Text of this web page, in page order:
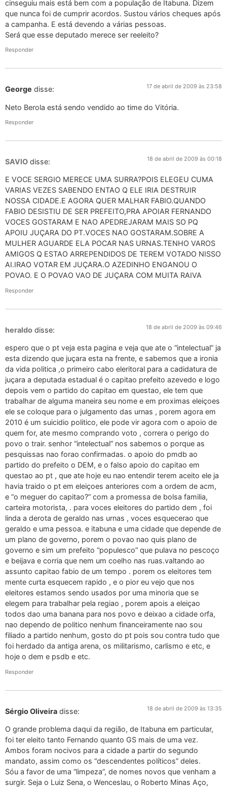
cinseguiu mais está bem com a população de Itabuna. Dizem
que nunca foi de cumprir acordos. Sustou vários cheques após
a campanha. E está devendo a várias pessoas.
Será que esse deputado merece ser reeleito?
Responder
George disse: 17 de abril de 2009 às 23:58
Neto Berola está sendo vendido ao time do Vitória.
Responder
SAVIO disse: 18 de abril de 2009 às 00:18
E VOCE SERGIO MERECE UMA SURRA?POIS ELEGEU CUMA
VARIAS VEZES SABENDO ENTAO Q ELE IRIA DESTRUIR
NOSSA CIDADE.E AGORA QUER MALHAR FABIO.QUANDO
FABIO DESISTIU DE SER PREFEITO,PRA APOIAR FERNANDO
VOCES GOSTARAM E NAO APEDREJARAM MAIS SO PQ
APOIU JUÇARA DO PT.VOCES NAO GOSTARAM.SOBRE A
MULHER AGUARDE ELA POCAR NAS URNAS.TENHO VAROS
AMIGOS Q ESTAO ARREPENDIDOS DE TEREM VOTADO NISSO
AI.IRAO VOTAR EM JUÇARA.O AZEDINHO ENGANOU O
POVAO. E O POVAO VAO DE JUÇARA COM MUITA RAIVA
Responder
heraldo disse: 18 de abril de 2009 às 09:46
espero que o pt veja esta pagina e veja que ate o “intelectual” ja
esta dizendo que juçara esta na frente, e sabemos que a ironia
da vida politica ,o primeiro cabo eleritoral para a cadidatura de
juçara a deputada estadual é o capitao prefeito azevedo e logo
depois vem o partido do capitao em questao, ele tem que
trabalhar de alguma maneira seu nome e em proximas eleiçoes
ele se coloque para o julgamento das urnas , porem agora em
2010 é um suicidio politico, ele pode vir agora com o apoio de
quem for, ate mesmo comprando voto , correra o perigo do
povo o trair. senhor “intelectual” nos sabemos o porque as
pesquissas nao forao confirmadas. o apoio do pmdb ao
partido do prefeito o DEM, e o falso apoio do capitao em
questao ao pt , que ate hoje eu nao entendir terem aceito ele ja
havia traido o pt em eleiçoes anteriores com a ordem de acm,
e “o meguer do capitao?” com a promessa de bolsa familia,
carteira motorista, . para voces eleitores do partido dem , foi
linda a derota de geraldo nas urnas , voces esquecerao que
geraldo e uma pessoa. e itabuna e uma cidade que depende de
um plano de governo, porem o povao nao quis plano de
governo e sim um prefeito “populesco” que pulava no pescoço
e beijava e corria que nem um coelho nas ruas.valtando ao
assunto capitao fabio de um tempo . porem os eleitores tem
mente curta esquecem rapido , e o pior eu vejo que nos
eleitores estamos sendo usados por uma minoria que se
elegem para trabalhar pela regiao , porem apois a eleiçao
todos dao uma banana para nos povo e deixao a cidade orfa,
nao dependo de politico nenhum financeiramente nao sou
filiado a partido nenhum, gosto do pt pois sou contra tudo que
foi herdado da antiga arena, os militarismo, carlismo e etc, e
hoje o dem e psdb e etc.
Responder
Sérgio Oliveira disse: 18 de abril de 2009 às 13:35
O grande problema daqui da região, de Itabuna em particular,
foi ter eleito tanto Fernando quanto GS mais de uma vez.
Ambos foram nocivos para a cidade a partir do segundo
mandato, assim como os “descendentes políticos” deles.
Sóu a favor de uma “limpeza”, de nomes novos que venham a
surgir. Seja o Luiz Sena, o Wenceslau, o Roberto Minas Aço,